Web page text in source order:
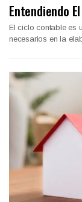
Entendiendo
El ciclo contable es
necesarios en la